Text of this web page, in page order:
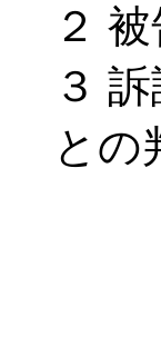
２
３
との